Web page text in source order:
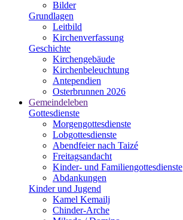
Bilder
Grundlagen
Leitbild
Kirchenverfassung
Geschichte
Kirchengebäude
Kirchenbeleuchtung
Antependien
Osterbrunnen 2026
Gemeindeleben
Gottesdienste
Morgengottesdienste
Lobgottesdienste
Abendfeier nach Taizé
Freitagsandacht
Kinder- und Familien­gottesdienste
Abdankungen
Kinder und Jugend
Kamel Kemailj
Chinder-Arche